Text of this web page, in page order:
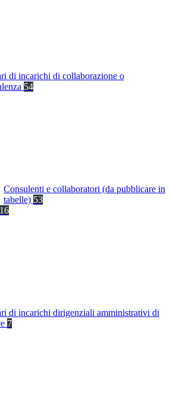
di incarichi di collaborazione o
54
Consulenti e collaboratori (da pubblicare in
tabelle) 53
di incarichi dirigenziali amministrativi di
7